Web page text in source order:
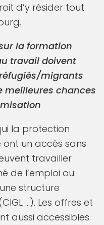
d’y résider tout
la formation
travail doivent
migrants
meilleures chances
la protection
un accès sans
travailler
de l’emploi ou
structure
…). Les offres et
aussi accessibles.